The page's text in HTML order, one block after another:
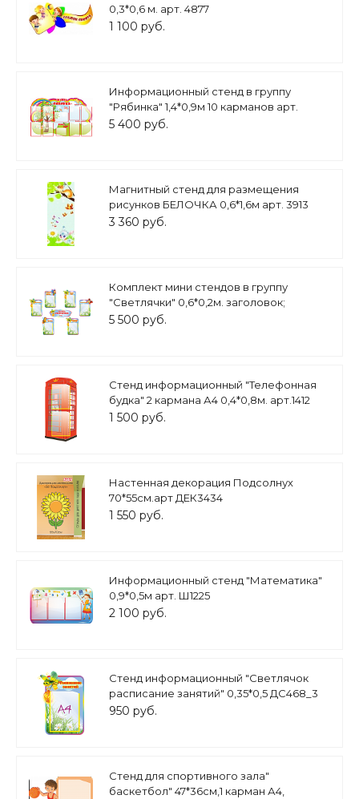
0,3*0,6 м. арт. 4877
1 100 руб.
Информационный стенд в группу
"Рябинка" 1,4*0,9м 10 карманов арт.
ДС1907
5 400 руб.
Магнитный стенд для размещения
рисунков БЕЛОЧКА 0,6*1,6м арт. 3913
3 360 руб.
Комплект мини стендов в группу
"Светлячки" 0,6*0,2м. заголовок;
0,35*0,5м. стенд 6 карманов А4
5 500 руб.
Стенд информационный "Телефонная
будка" 2 кармана А4 0,4*0,8м. арт.1412
1 500 руб.
Настенная декорация Подсолнух
70*55см.арт ДЕК3434
1 550 руб.
Информационный стенд "Математика"
0,9*0,5м арт. Ш1225
2 100 руб.
Стенд информационный "Светлячок
расписание занятий" 0,35*0,5 ДС468_3
950 руб.
Стенд для спортивного зала"
баскетбол" 47*36см,1 карман А4,